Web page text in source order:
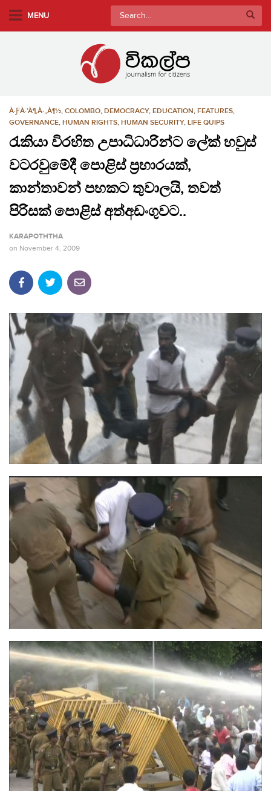
MENU
Search
for:
À·ƑÀ·’À¶‚À·„À¶½, COLOMBO, DEMOCRACY, EDUCATION, FEATURES,
GOVERNANCE, HUMAN RIGHTS, HUMAN SECURITY, LIFE QUIPS
රැකියා විරහිත උපාධිධාරින්ට ලේක් හවුස්
වටරවුමේදී පොළිස් ප්‍රහාරයක්,
කාන්තාවන් පහකට තුවාලයි, තවත්
පිරිසක් පොළිස් අත්අඩංගුවට..
KARAPOTHTHA
on November 4, 2009